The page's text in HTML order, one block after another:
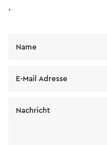
.
Name
E-Mail Adresse
Nachricht